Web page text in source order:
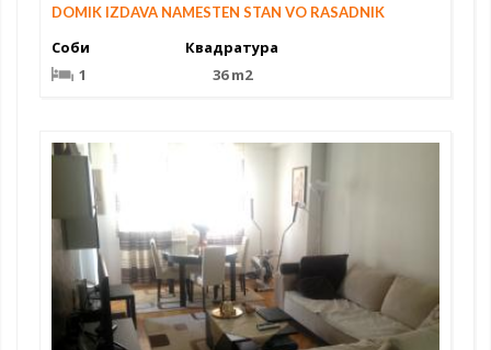
DOMIK IZDAVA NAMESTEN STAN VO RASADNIK
Соби
1
Квадратура
36 m2